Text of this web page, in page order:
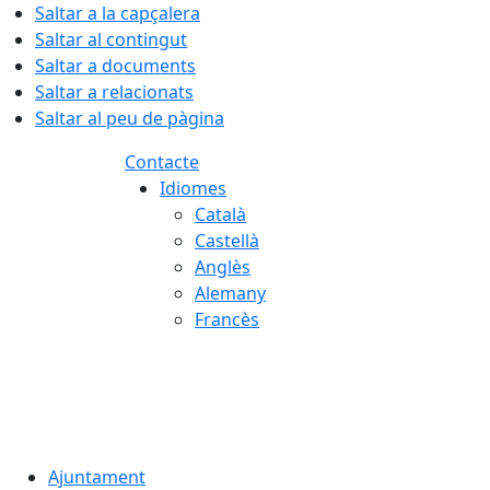
Saltar a la capçalera
Saltar al contingut
Saltar a documents
Saltar a relacionats
Saltar al peu de pàgina
Contacte
Idiomes
Català
Castellà
Anglès
Alemany
Francès
Ajuntament